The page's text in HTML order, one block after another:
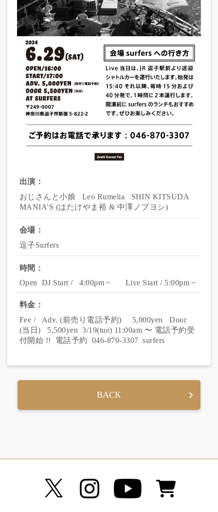
出演：
おじさんと小娘   Leo Rumelia   SHIN KITSUDA
MANIA’S (はたけやま裕 & 中澤ノブヨシ)
会場：
逗子Surfers
時間：
Open  DJ Start /   4:00pm ~  　 Live Start / 5:00pm ~
料金：
Fee /   Adv. (前売り電話予約)     5,000yen   Door
(当日)   5,500yen  3/19(tue) 11:00am 〜 電話予約受
付開始 !!  電話予約  046-870-3307  surfers
BACK